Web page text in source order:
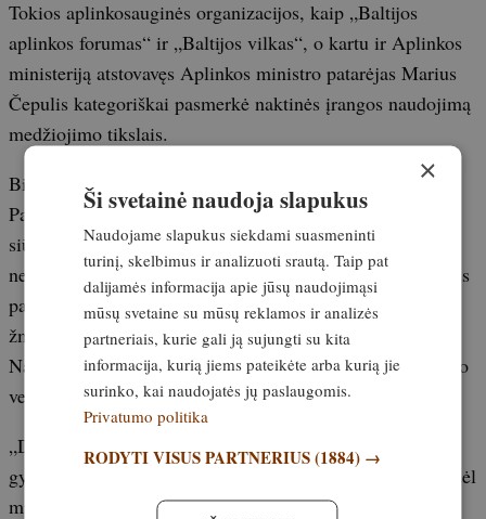
Tokios aplinkosauginės organizacijos, kaip „Baltijos
aplinkos forumas“ ir „Baltijos vilkas“, o kartu ir Aplinkos
ministeriją atstovavęs Aplinkos ministro patarėjas Marius
Čepulis kategoriškai pasmerkė naktinės įrangos naudojimą
medžiojimo tikslais.
Bioversio trąšos
Pasak žemės ūkio viceministro Domanto Dudučio, tokio
siūlymo įteisinimas „būtų absurdiškas ir kategoriškai
nepriimtinas“. Jo teigimu, naktis yra vienintelis laikotarpis
paroje, kai laukiniai gyvūnai gali pailsėti nuo nuolatinės
žmogaus veiklos ir trikdymo savo natūralioje aplinkoje.
Naktinių taikiklių naudojimas paskatintų medžiotojus savo
veiklą pratęsti ir saulei nusileidus.
„Dalis rūšių natūralios būklės sąlygomis dažniau
gyvenančios mišraus (nakties/dienos) aktyvumo ciklais, dėl
minėto žmogiškojo faktoriaus spaudimo priverstos labiau
×
Ši svetainė naudoja slapukus
Naudojame slapukus siekdami suasmeninti
turinį, skelbimus ir analizuoti srautą. Taip pat
dalijamės informacija apie jūsų naudojimąsi
mūsų svetaine su mūsų reklamos ir analizės
partneriais, kurie gali ją sujungti su kita
informacija, kurią jiems pateikėte arba kurią jie
surinko, kai naudojatės jų paslaugomis.
Privatumo politika
RODYTI VISUS PARTNERIUS(1884) →